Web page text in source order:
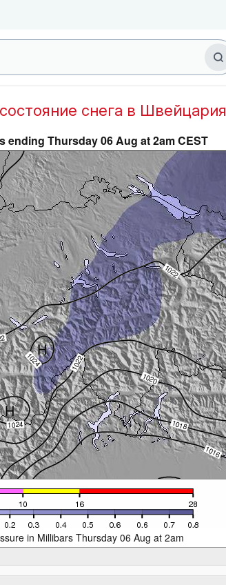
состояние снега в Швейцария
ending Thursday 06 Aug at 2am CEST
in Millibars Thursday 06 Aug at 2am